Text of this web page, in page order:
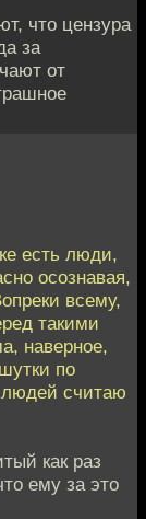
что цензура
за
от
есть люди,
осознавая,
всему,
такими
наверное,
по
людей считаю
как раз
ему за это